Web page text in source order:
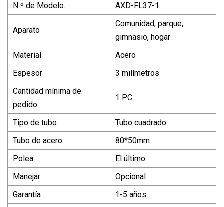
N º de Modelo. AXD-FL37-1
Aparato
Comunidad, parque,
gimnasio, hogar
Material
Acero
Espesor
3 milímetros
Cantidad mínima de
pedido
1 PC
Tipo de tubo
Tubo cuadrado
Tubo de acero
80*50mm
Polea
El último
Manejar
Opcional
Garantía
1-5 años